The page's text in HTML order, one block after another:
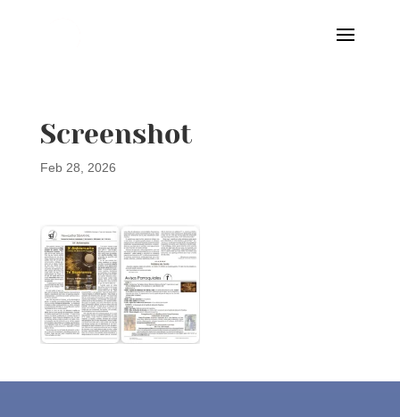
Screenshot
Feb 28, 2026